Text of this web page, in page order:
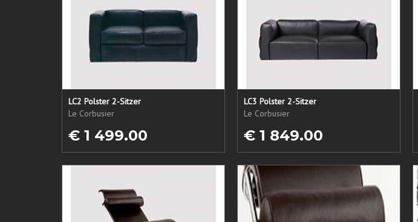
LC2 Polster 2-Sitzer
Le Corbusier
€ 1 499.00
LC3 Polster 2-Sitzer
Le Corbusier
€ 1 849.00